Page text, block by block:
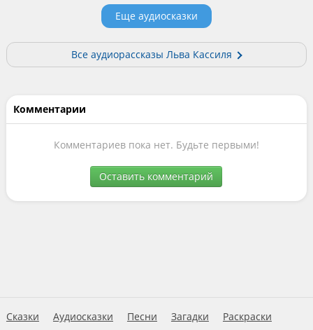
Еще аудиосказки
Все аудиорассказы Льва Кассиля
Комментарии
Комментариев пока нет. Будьте первыми!
Оставить комментарий
Сказки Аудиосказки Песни Загадки
Раскраски